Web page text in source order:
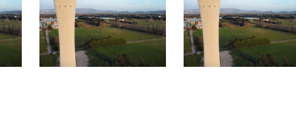
Contrôles de bon
fonctionnement –
Verquières
Début avril 2026, la
Régie des Eaux de
Terre de Provence
réalisera les contrôles
de bon
fonctionnement